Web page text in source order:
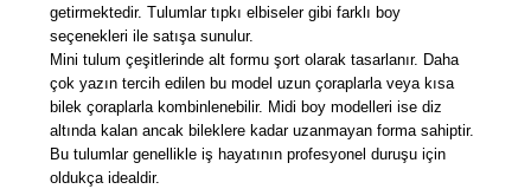
getirmektedir. Tulumlar tıpkı elbiseler gibi farklı boy
seçenekleri ile satışa sunulur.
Mini tulum çeşitlerinde alt formu şort olarak tasarlanır. Daha
çok yazın tercih edilen bu model uzun çoraplarla veya kısa
bilek çoraplarla kombinlenebilir. Midi boy modelleri ise diz
altında kalan ancak bileklere kadar uzanmayan forma sahiptir.
Bu tulumlar genellikle iş hayatının profesyonel duruşu için
oldukça idealdir.